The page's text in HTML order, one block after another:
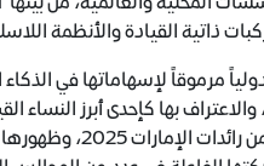
ذاتية القيادة والأنظمة